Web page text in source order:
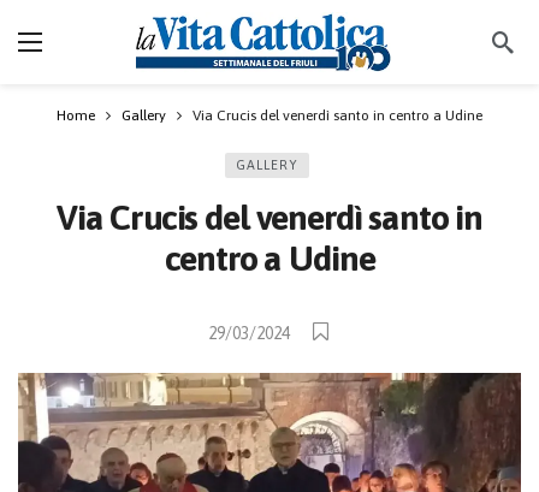
Home Gallery Via Crucis del venerdì santo in centro a Udine
GALLERY
Via Crucis del venerdì santo in
centro a Udine
29/03/2024